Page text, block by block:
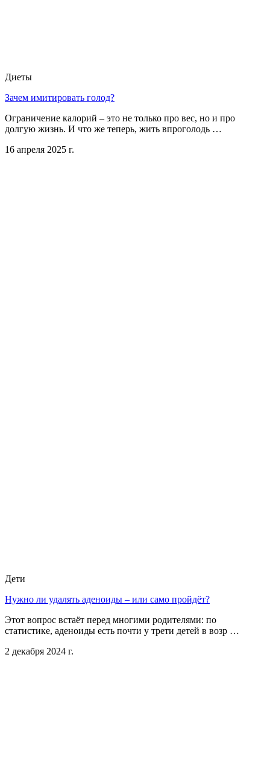
Диеты
Зачем имитировать голод?
Ограничение калорий – это не только про вес, но и про
долгую жизнь. И что же теперь, жить впроголодь …
16 апреля 2025 г.
Дети
Нужно ли удалять аденоиды – или само пройдёт?
Этот вопрос встаёт перед многими родителями: по
статистике, аденоиды есть почти у трети детей в возр …
2 декабря 2024 г.